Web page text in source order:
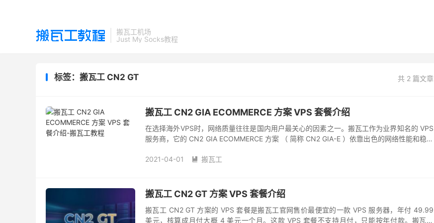
搬瓦工机场
Just My Socks教程
共 2 篇文章
标签：搬瓦工 CN2 GT
搬瓦工 CN2 GIA ECOMMERCE 方案 VPS 套餐介绍
在选择海外VPS时，网络质量往往是国内用户最关心的因素之一。搬瓦工作为业界知名的 VPS
服务商，它的 CN2 GIA ECOMMERCE 方案 （ 简称 CN2 GIA-E ）依靠出色的网络性能和稳定
2021-04-01
 搬瓦工
搬瓦工 CN2 GT 方案 VPS 套餐介绍
搬瓦工 CN2 GT 方案的 VPS 套餐是搬瓦工官网售价最便宜的一款 VPS 服务器，年付 49.99
美元，核算成月付大概 4 美元一个月。这款 VPS 套餐不支持月付，只能按年付款。搬瓦工